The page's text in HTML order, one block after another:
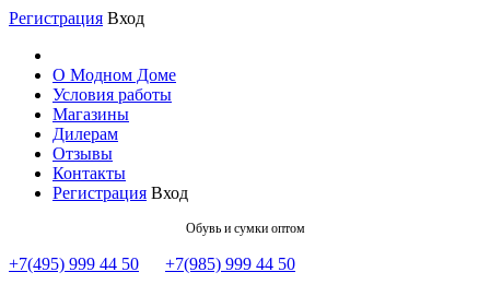
Регистрация Вход
О Модном Доме
Условия работы
Магазины
Дилерам
Отзывы
Контакты
Регистрация Вход
Обувь и сумки оптом
+7(495) 999 44 50 +7(985) 999 44 50